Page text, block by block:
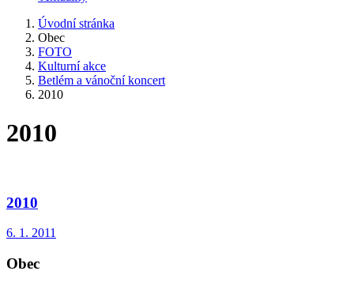
Úvodní stránka
Obec
FOTO
Kulturní akce
Betlém a vánoční koncert
2010
2010
2010
6. 1. 2011
Obec